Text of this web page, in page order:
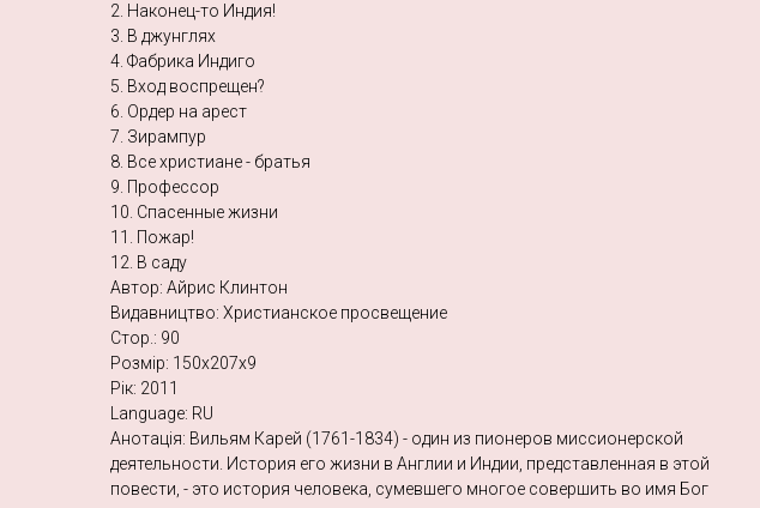
2. Наконец-то Индия!
3. В джунглях
4. Фабрика Индиго
5. Вход воспрещен?
6. Ордер на арест
7. Зирампур
8. Все христиане - братья
9. Профессор
10. Спасенные жизни
11. Пожар!
12. В саду
Автор: Айрис Клинтон
Видавництво: Христианское просвещение
Стор.: 90
Розмір: 150х207х9
Рік: 2011
Language: RU
Анотація: Вильям Карей (1761-1834) - один из пионеров миссионерской
деятельности. История его жизни в Англии и Индии, представленная в этой
повести, - это история человека, сумевшего многое совершить во имя Бог